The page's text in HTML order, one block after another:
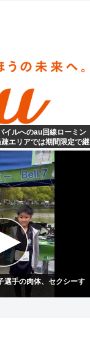
イルへのau回線ローミン
エリアでは期間限定で継
選手の肉体、セクシーす